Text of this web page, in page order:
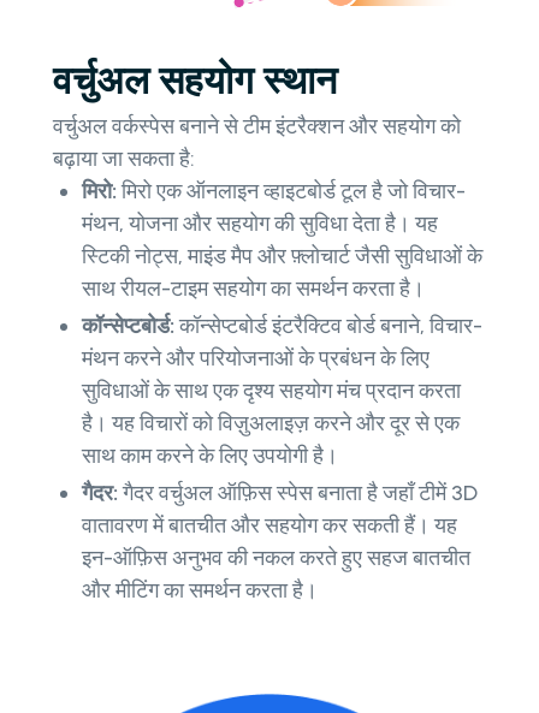
वर्चुअल सहयोग स्थान
वर्चुअल वर्कस्पेस बनाने से टीम इंटरैक्शन और सहयोग को
बढ़ाया जा सकता है:
मिरो:मिरो एक ऑनलाइन व्हाइटबोर्ड टूल है जो विचार-
मंथन, योजना और सहयोग की सुविधा देता है। यह
स्टिकी नोट्स, माइंड मैप और फ़्लोचार्ट जैसी सुविधाओं के
साथ रीयल-टाइम सहयोग का समर्थन करता है।
कॉन्सेप्टबोर्ड:कॉन्सेप्टबोर्ड इंटरैक्टिव बोर्ड बनाने, विचार-
मंथन करने और परियोजनाओं के प्रबंधन के लिए
सुविधाओं के साथ एक दृश्य सहयोग मंच प्रदान करता
है। यह विचारों को विज़ुअलाइज़ करने और दूर से एक
साथ काम करने के लिए उपयोगी है।
गैदर:गैदर वर्चुअल ऑफ़िस स्पेस बनाता है जहाँ टीमें 3D
वातावरण में बातचीत और सहयोग कर सकती हैं। यह
इन-ऑफ़िस अनुभव की नकल करते हुए सहज बातचीत
और मीटिंग का समर्थन करता है।